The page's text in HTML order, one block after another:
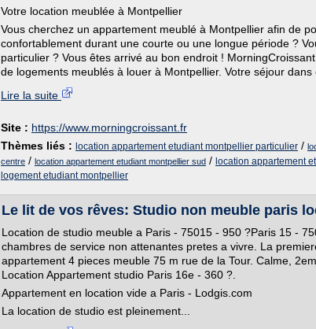
Votre location meublée à Montpellier
Vous cherchez un appartement meublé à Montpellier afin de
confortablement durant une courte ou une longue période ?
particulier ? Vous êtes arrivé au bon endroit !
de logements meublés à louer à Montpellier. Votre séjour dans
Lire la suite
Site : https://www.morningcroissant.fr
Thèmes liés : location appartement etudiant montpellier particulier /
centre / location appartement etudiant montpellier sud / location appartement
logement etudiant montpellier
Le lit de vos rêves: Studio non meuble paris
Location de studio meuble a Paris - 75015 - 950 ?Paris 15 -
chambres de service non attenantes pretes a vivre. La
appartement 4 pieces meuble 75 m rue de la Tour. Calme,
Location Appartement studio Paris 16e - 360 ?.
Appartement en location vide a Paris - Lodgis.com
La location de studio est pleinement...